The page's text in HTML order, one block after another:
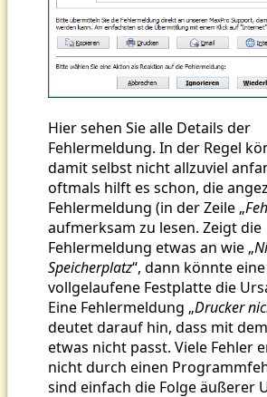
Hier sehen Sie alle Details der
Fehlermeldung. In der Regel
damit selbst nicht allzuviel
oftmals hilft es schon, die
Fehlermeldung (in der Zeile „
aufmerksam zu lesen. Zeigt die
Fehlermeldung etwas an wie „
Speicherplatz“, dann könnte eine
vollgelaufene Festplatte die
Eine Fehlermeldung „Drucker
deutet darauf hin, dass mit
etwas nicht passt. Viele Fehler
nicht durch einen
sind einfach die Folge äußerer